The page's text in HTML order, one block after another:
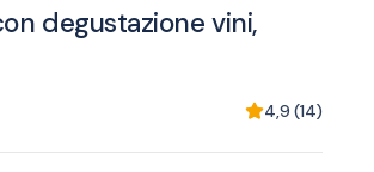
degustazione vini,
4,9 (14)